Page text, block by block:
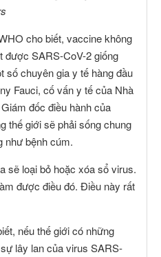
cho biết, vaccine không
được SARS-CoV-2 giống
số chuyên gia y tế hàng đầu
Fauci, cố vấn y tế của Nhà
đốc điều hành của
thế giới sẽ phải sống chung
như bệnh cúm.
sẽ loại bỏ hoặc xóa sổ virus.
được điều đó. Điều này rất
nếu thế giới có những
lây lan của virus SARS-